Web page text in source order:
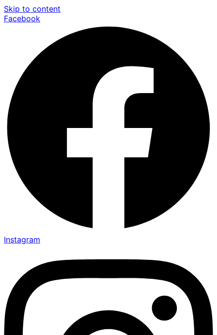
Skip to content
Facebook
Instagram